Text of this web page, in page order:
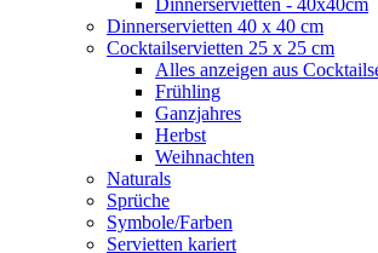
Dinnerservietten 40 x 40 cm
Cocktailservietten 25 x 25 cm
Alles anzeigen aus
Frühling
Ganzjahres
Herbst
Weihnachten
Naturals
Sprüche
Symbole/Farben
Servietten kariert